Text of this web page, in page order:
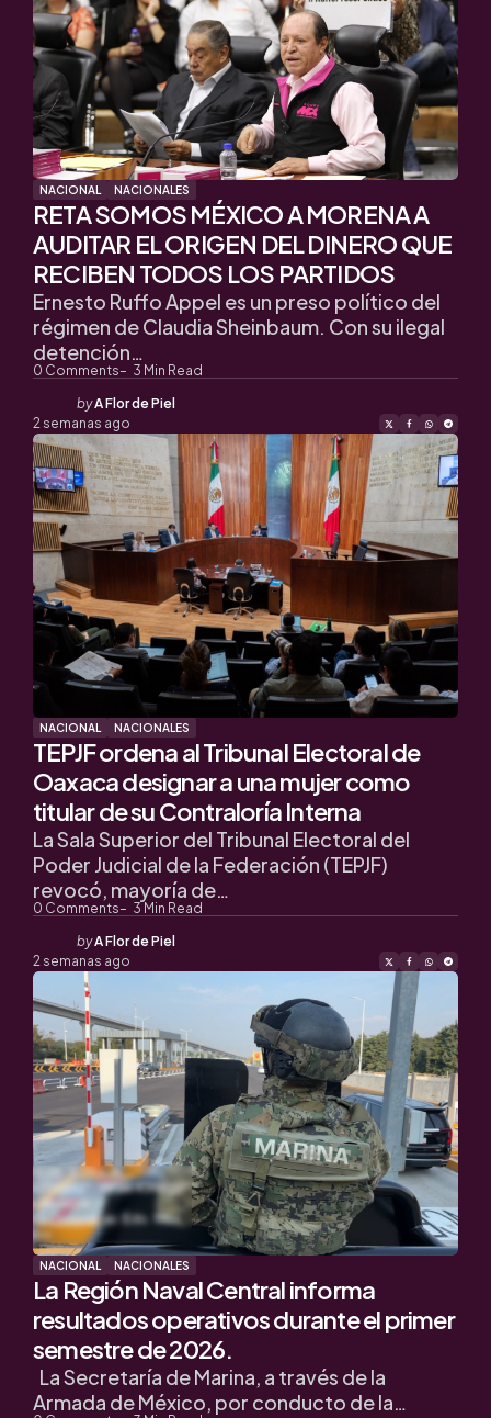
NACIONAL NACIONALES
RETA SOMOS MÉXICO A MORENA A
AUDITAR EL ORIGEN DEL DINERO QUE
RECIBEN TODOS LOS PARTIDOS
0 Comments 3 Min Read
Ernesto Ruffo Appel es un preso político del
régimen de Claudia Sheinbaum. Con su ilegal
detención…
Posted
by
byA Flor de Piel
2 semanas ago
NACIONAL NACIONALES
TEPJF ordena al Tribunal Electoral de
Oaxaca designar a una mujer como
titular de su Contraloría Interna
0 Comments 3Min Read
La Sala Superior del Tribunal Electoral del
Poder Judicial de la Federación (TEPJF)
revocó, mayoría de…
Posted
by
byA Flor de Piel
2 semanas ago
NACIONAL NACIONALES
La Región Naval Central informa
resultados operativos durante el primer
semestre de 2026.
La Secretaría de Marina, a través de la
Armada de México, por conducto de la…